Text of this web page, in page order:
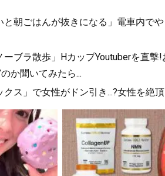
朝ごはんが抜きになる」電車内で
ブラ散歩」HカップYoutuberを直撃
か聞いてみたら...
ス」で女性がドン引き...?女性を絶